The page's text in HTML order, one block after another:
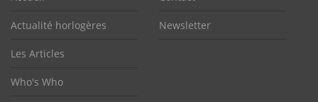
Actualité horlogères
Les Articles
Who's Who
Newsletter